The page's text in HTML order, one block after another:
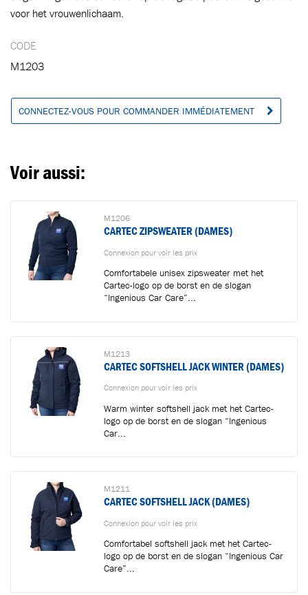
voor het vrouwenlichaam.
CODE
M1203
CONNECTEZ-VOUS POUR COMMANDER IMMÉDIATEMENT
Voir aussi:
M1206
CARTEC ZIPSWEATER (DAMES)
Connexion pour voir les prix
Comfortabele unisex zipsweater met het
Cartec-logo op de borst en de slogan
“Ingenious Car Care”...
M1213
CARTEC SOFTSHELL JACK WINTER (DAMES)
Connexion pour voir les prix
Warm winter softshell jack met het Cartec-
logo op de borst en de slogan “Ingenious
Car...
M1211
CARTEC SOFTSHELL JACK (DAMES)
Connexion pour voir les prix
Comfortabel softshell jack met het Cartec-
logo op de borst en de slogan “Ingenious Car
Care”...